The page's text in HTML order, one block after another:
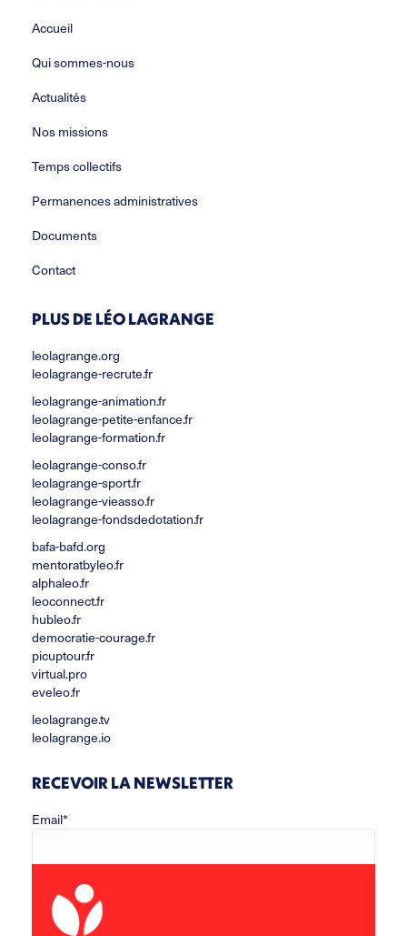
Accueil
Qui sommes-nous
Actualités
Nos missions
Temps collectifs
Permanences administratives
Documents
Contact
PLUS DE LÉO LAGRANGE
leolagrange.org
leolagrange-recrute.fr
leolagrange-animation.fr
leolagrange-petite-enfance.fr
leolagrange-formation.fr
leolagrange-conso.fr
leolagrange-sport.fr
leolagrange-vieasso.fr
leolagrange-fondsdedotation.fr
bafa-bafd.org
mentoratbyleo.fr
alphaleo.fr
leoconnect.fr
hubleo.fr
democratie-courage.fr
picuptour.fr
virtual.pro
eveleo.fr
leolagrange.tv
leolagrange.io
RECEVOIR LA NEWSLETTER
Email*
Prénom